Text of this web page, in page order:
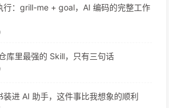
行：grill-me + goal，AI 编码的完整工作
库里最强的 Skill，只有三句话
装进 AI 助手，这件事比我想象的顺利